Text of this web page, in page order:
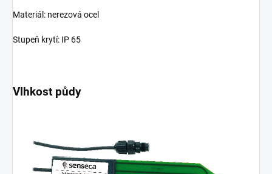
Materiál: nerezová ocel
Stupeň krytí: IP 65
Vlhkost půdy